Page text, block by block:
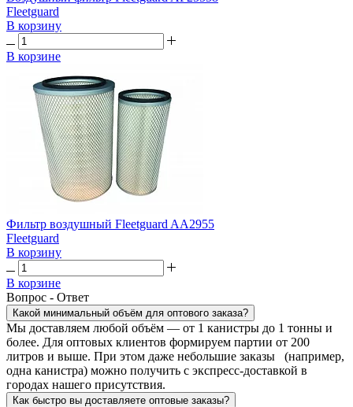
Fleetguard
В корзину
В корзине
Фильтр воздушный Fleetguard AA2955
Fleetguard
В корзину
В корзине
Вопрос - Ответ
Какой минимальный объём для оптового заказа?
Мы доставляем любой объём — от 1 канистры до 1 тонны и
более. Для оптовых клиентов формируем партии от 200
литров и выше. При этом даже небольшие заказы (например,
одна канистра) можно получить с экспресс-доставкой в
городах нашего присутствия.
Как быстро вы доставляете оптовые заказы?